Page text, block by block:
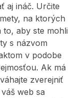
aj ináč. Určite
na ktorých
aby ste mohli
s názvom
v podobe
Ak má
zverejniť
web sa